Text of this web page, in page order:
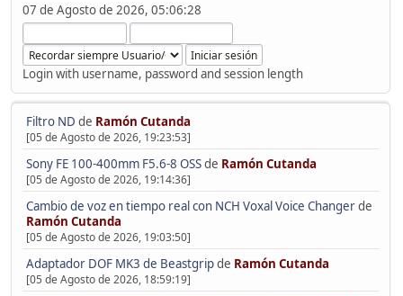
07 de Agosto de 2026, 05:06:28
Login with username, password and session length
Filtro ND de Ramón Cutanda
[05 de Agosto de 2026, 19:23:53]
Sony FE 100-400mm F5.6-8 OSSde Ramón Cutanda
[05 de Agosto de 2026, 19:14:36]
Cambio de voz en tiempo real con NCH Voxal Voice Changerde
Ramón Cutanda
[05 de Agosto de 2026, 19:03:50]
Adaptador DOF MK3 de Beastgripde Ramón Cutanda
[05 de Agosto de 2026, 18:59:19]